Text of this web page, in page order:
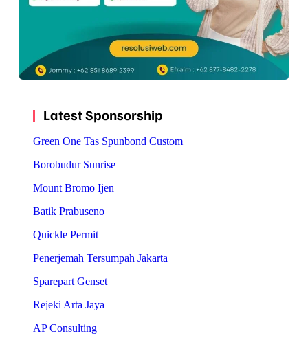
Latest Sponsorship
Green One Tas Spunbond Custom
Borobudur Sunrise
Mount Bromo Ijen
Batik Prabuseno
Quickle Permit
Penerjemah Tersumpah Jakarta
Sparepart Genset
Rejeki Arta Jaya
AP Consulting